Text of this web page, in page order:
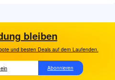
bleiben
und besten Deals auf dem Laufenden.
Abonnieren